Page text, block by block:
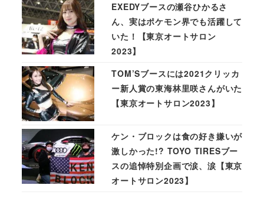
EXEDYブースの瀬谷ひかるさ
ん、実はポケモン界でも活躍して
いた！【東京オートサロン
2023】
TOM’Sブースには2021クリッカ
ー新人賞の東海林里咲さんがいた
【東京オートサロン2023】
ケン・ブロックは食の好き嫌いが
激しかった!? TOYO TIRESブー
スの追悼特別企画で涙、涙【東京
オートサロン2023】